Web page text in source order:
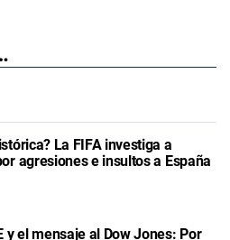
La FIFA investiga a
agresiones e insultos a España
y el mensaje al Dow Jones: Por